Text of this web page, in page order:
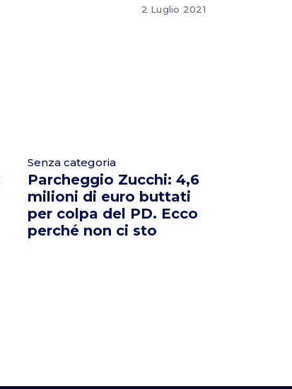
2 Luglio 2021
Senza categoria
Parcheggio Zucchi: 4,6
milioni di euro buttati
per colpa del PD. Ecco
perché non ci sto